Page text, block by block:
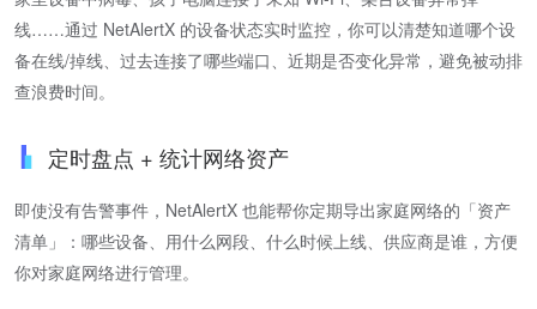
线……通过 NetAlertX 的设备状态实时监控，你可以清楚知道哪个设
备在线/掉线、过去连接了哪些端口、近期是否变化异常，避免被动排
查浪费时间。
定时盘点 + 统计网络资产
即使没有告警事件，NetAlertX 也能帮你定期导出家庭网络的「资产
清单」：哪些设备、用什么网段、什么时候上线、供应商是谁，方便
你对家庭网络进行管理。